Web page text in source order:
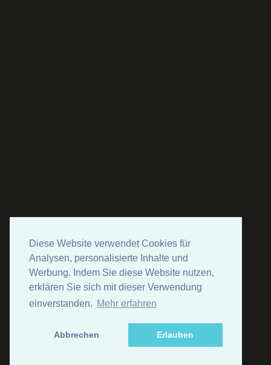
Diese Website verwendet Cookies für
Analysen, personalisierte Inhalte und
Werbung. Indem Sie diese Website nutzen,
erklären Sie sich mit dieser Verwendung
einverstanden. Mehr erfahren
Abbrechen Erlauben